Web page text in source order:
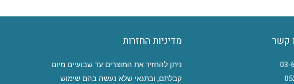
קשר מדיניות החזרות
ניתן להחזיר את המוצרים עד שבועיים מיום
קבלתם, ובתנאי שלא נעשה בהם שימוש